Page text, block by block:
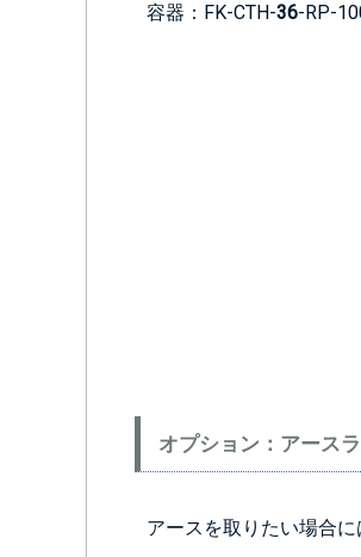
容器：FK-CTH-36-RP-
オプション：アース
アースを取りたい場合